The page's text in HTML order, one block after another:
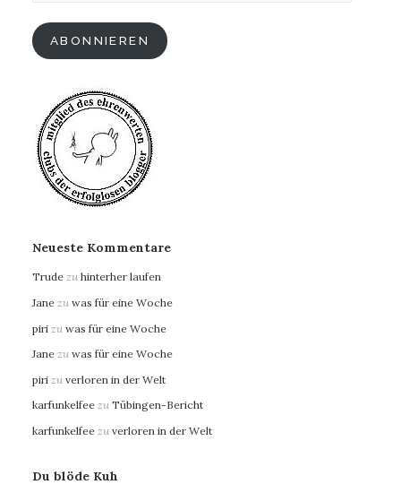
ABONNIEREN
Neueste Kommentare
Trude zu hinterher laufen
Jane zu was für eine Woche
piri zu was für eine Woche
Jane zu was für eine Woche
piri zu verloren in der Welt
karfunkelfee zu Tübingen-Bericht
karfunkelfee zu verloren in der Welt
Du blöde Kuh